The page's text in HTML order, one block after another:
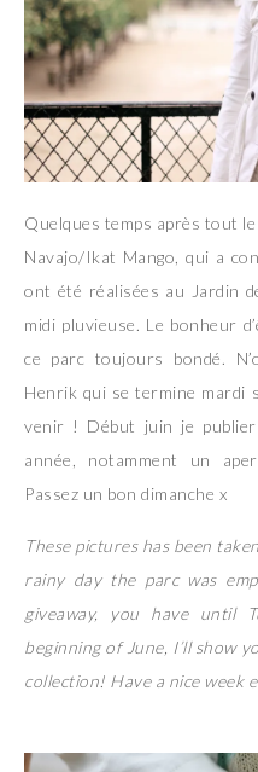
Quelques temps après tout
Navajo/Ikat Mango, qui a
ont été réalisées au Jardin
midi pluvieuse. Le bonheur
ce parc toujours bondé.
Henrik qui se termine mardi
venir ! Début juin je
année, notamment un
Passez un bon dimanche x
These pictures has been
rainy day the parc was
giveaway, you have until
beginning of June, I’ll show
collection! Have a nice week